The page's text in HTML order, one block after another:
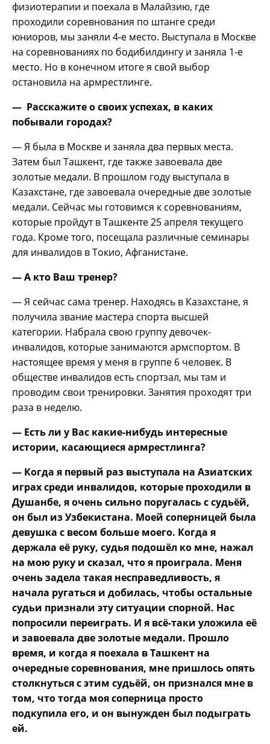
физиотерапии и поехала в Малайзию, где
проходили соревнования по штанге среди
юниоров, мы заняли 4-е место. Выступала в Москве
на соревнованиях по бодибилдингу и заняла 1-е
место. Но в конечном итоге я свой выбор
остановила на армрестлинге.
— Расскажите о своих успехах, в каких
побывали городах?
— Я была в Москве и заняла два первых места.
Затем был Ташкент, где также завоевала две
золотые медали. В прошлом году выступала в
Казахстане, где завоевала очередные две золотые
медали. Сейчас мы готовимся к соревнованиям,
которые пройдут в Ташкенте 25 апреля текущего
года. Кроме того, посещала различные семинары
для инвалидов в Токио, Афганистане.
— А кто Ваш тренер?
— Я сейчас сама тренер. Находясь в Казахстане, я
получила звание мастера спорта высшей
категории. Набрала свою группу девочек-
инвалидов, которые занимаются армспортом. В
настоящее время у меня в группе 6 человек. В
обществе инвалидов есть спортзал, мы там и
проводим свои тренировки. Занятия проходят три
раза в неделю.
— Есть ли у Вас какие-нибудь интересные
истории, касающиеся армрестлинга?
— Когда я первый раз выступала на Азиатских
играх среди инвалидов, которые проходили в
Душанбе, я очень сильно поругалась с судьёй,
он был из Узбекистана. Моей соперницей была
девушка с весом больше моего. Когда я
держала её руку, судья подошёл ко мне, нажал
на мою руку и сказал, что я проиграла. Меня
очень задела такая несправедливость, я
начала ругаться и добилась, чтобы остальные
судьи признали эту ситуации спорной. Нас
попросили переиграть. И я всё-таки уложила её
и завоевала две золотые медали. Прошло
время, и когда я поехала в Ташкент на
очередные соревнования, мне пришлось опять
столкнуться с этим судьёй, он признался мне в
том, что тогда моя соперница просто
подкупила его, и он вынужден был подыграть
ей.